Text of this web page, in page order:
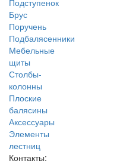
Брус
Поручень
Подбалясенники
Мебельные
щиты
Столбы-
колонны
Плоские
балясины
Аксессуары
Элементы
лестниц
Контакты: